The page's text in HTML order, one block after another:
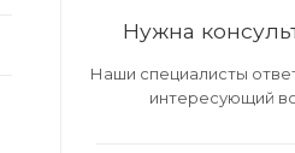
Нужна
Наши специалисты
интересующий